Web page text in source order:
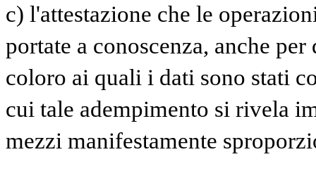
c) l'attestazione che le
portate a conoscenza, anche
coloro ai quali i dati sono stati
cui tale adempimento si rivela
mezzi manifestamente